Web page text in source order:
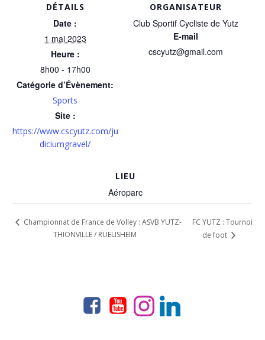
DÉTAILS
Date :
1 mai 2023
Heure :
8h00 - 17h00
Catégorie d’Évènement:
Sports
Site :
https://www.cscyutz.com/ju
diciumgravel/
ORGANISATEUR
Club Sportif Cycliste de Yutz
E-mail
cscyutz@gmail.com
LIEU
Aéroparc
Championnat de France de Volley : ASVB YUTZ-
THIONVILLE / RUELISHEIM
FC YUTZ : Tournoi
de foot